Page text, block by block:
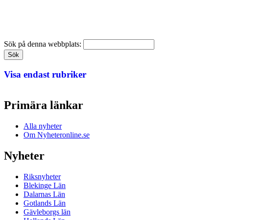
Sök på denna webbplats:
Visa endast rubriker
Primära länkar
Alla nyheter
Om Nyheteronline.se
Nyheter
Riksnyheter
Blekinge Län
Dalarnas Län
Gotlands Län
Gävleborgs län